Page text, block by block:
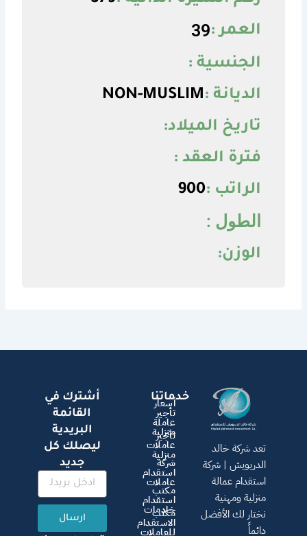
العمر :39
الجنسية :
الديانة :NON-MUSLIM
تاريخ الميلاد:
فترة العقد :
الراتب :900
الطول :
الوزن:
أشترك في
القائمة
البريدية
ليصلك كل
جديد
ارسال
خدماتنا
أسعار
تأجير
عاملة
منزلية
تأجير
عاملات
منزلية
شركة
استقدام
عاملات
مكتب
استقدام
خادمات
مكتب
الاستقدام
للعاملات
تعد شركة خالد
الدريويش | شركة
استقدام عمالة
منزلية ومهنية
نختار لك الأفضل
دائماً